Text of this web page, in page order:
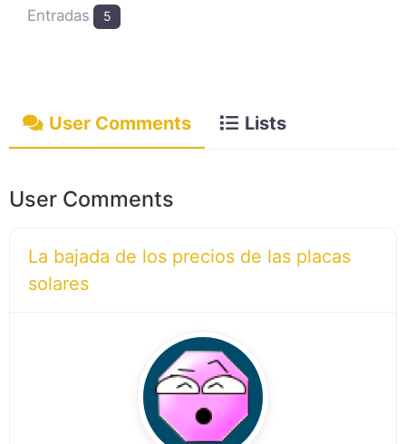
Entradas 5
User Comments Lists
User Comments
La bajada de los precios de las placas
solares